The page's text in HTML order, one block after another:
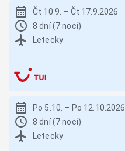
Čt 10.9. – Čt 17.9.2026
8 dní (7 nocí)
Letecky
Po 5.10. – Po 12.10.2026
8 dní (7 nocí)
Letecky